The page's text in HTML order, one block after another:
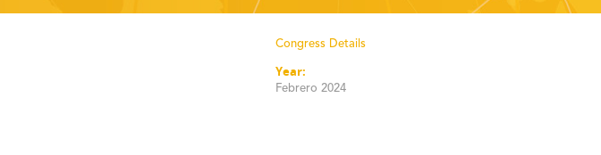
Congress Details
Year:
Febrero 2024